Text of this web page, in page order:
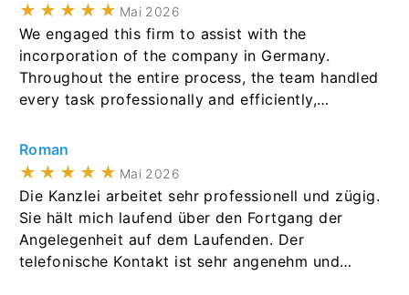
★★★★★ Mai 2026
We engaged this firm to assist with the
incorporation of the company in Germany.
Throughout the entire process, the team handled
every task professionally and efficiently,
commercial register, the transparency register,
and banking partners to get everything finished
on time. Communication was clear, response
times were fast, and we always felt in good
hands. The final result was exactly what we
needed. If you are looking for legal support for
company incorporation or corporate matters in
Roman
★★★★★ Mai 2026
Die Kanzlei arbeitet sehr professionell und zügig.
Sie hält mich laufend über den Fortgang der
Angelegenheit auf dem Laufenden. Der
telefonische Kontakt ist sehr angenehm und